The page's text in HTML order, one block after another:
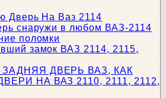
Дверь На Ваз 2114
снаружи в любом ВАЗ-2114
поломки
замок ВАЗ 2114, 2115,
ДВЕРЬ ВАЗ, КАК
НА ВАЗ 2110, 2111, 2112,